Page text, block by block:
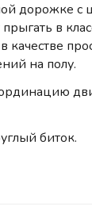
дорожке с
в
на полу.
биток.